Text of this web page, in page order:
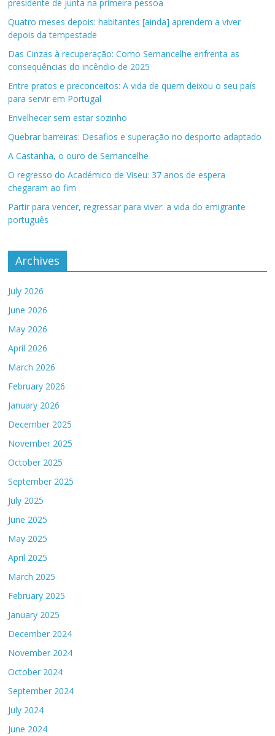
presidente de junta na primeira pessoa
Quatro meses depois: habitantes [ainda] aprendem a viver
depois da tempestade
Das Cinzas à recuperação: Como Sernancelhe enfrenta as
consequências do incêndio de 2025
Entre pratos e preconceitos: A vida de quem deixou o seu país
para servir em Portugal
Envelhecer sem estar sozinho
Quebrar barreiras: Desafios e superação no desporto adaptado
A Castanha, o ouro de Sernancelhe
O regresso do Académico de Viseu: 37 anos de espera
chegaram ao fim
Partir para vencer, regressar para viver: a vida do emigrante
português
Archives
July 2026
June 2026
May 2026
April 2026
March 2026
February 2026
January 2026
December 2025
November 2025
October 2025
September 2025
July 2025
June 2025
May 2025
April 2025
March 2025
February 2025
January 2025
December 2024
November 2024
October 2024
September 2024
July 2024
June 2024